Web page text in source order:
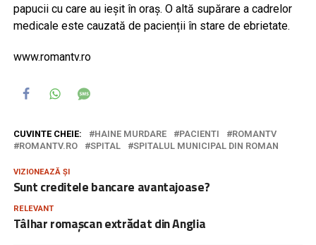
papucii cu care au ieșit în oraș. O altă supărare a cadrelor
medicale este cauzată de pacienții în stare de ebrietate.
www.romantv.ro
CUVINTE CHEIE: HAINE MURDARE PACIENTI
ROMANTV
ROMANTV.RO
SPITAL SPITALUL MUNICIPAL DIN ROMAN
VIZIONEAZĂ ȘI
Sunt creditele bancare avantajoase?
RELEVANT
Tâlhar romașcan extrădat din Anglia